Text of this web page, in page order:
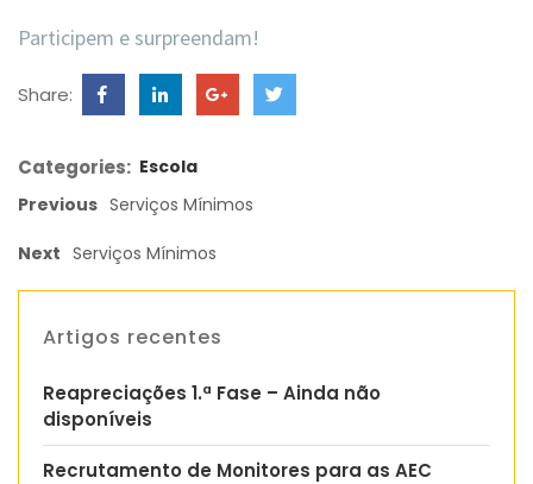
Participem e surpreendam!
Share:
Categories: Escola
Previous Serviços Mínimos
Next Serviços Mínimos
Artigos recentes
Reapreciações 1.ª Fase – Ainda não
disponíveis
Recrutamento de Monitores para as AEC